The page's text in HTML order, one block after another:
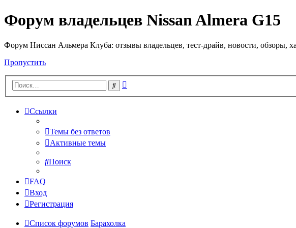
Форум владельцев Nissan Almera G15
Форум Ниссан Альмера Клуба: отзывы владельцев, тест-драйв, новости, обзоры,
Пропустить
Поиск
Ссылки
Темы без ответов
Активные темы
Поиск
FAQ
Вход
Регистрация
Список форумов Барахолка